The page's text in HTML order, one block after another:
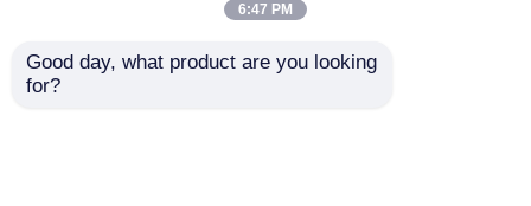
6:47 PM
Good day, what product are you looking
for?